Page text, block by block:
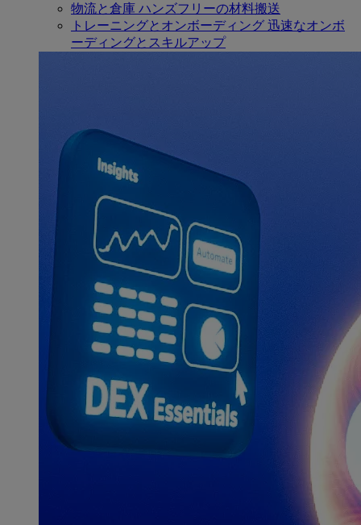
物流と倉庫 ハンズフリーの材料搬送
トレーニングとオンボーディング 迅速なオンボ
ーディングとスキルアップ